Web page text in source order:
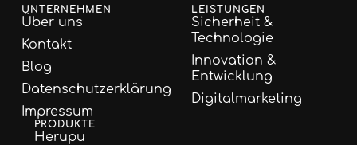
UNTERNEHMEN
Über uns
Kontakt
Blog
Datenschutzerklärung
Impressum
LEISTUNGEN
Sicherheit &
Technologie
Innovation &
Entwicklung
Digitalmarketing
PRODUKTE
Herupu